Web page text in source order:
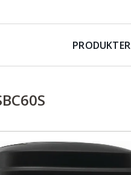
PRODUKTER